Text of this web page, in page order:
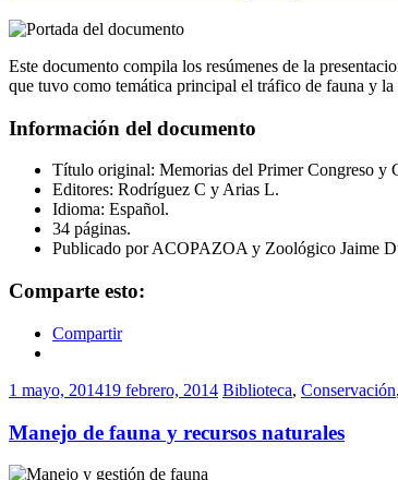
Este documento compila los resúmenes de la
que tuvo como temática principal el tráfico de fauna y
Información del documento
Título original: Memorias del Primer Congreso y
Editores: Rodríguez C y Arias L.
Idioma: Español.
34 páginas.
Publicado por ACOPAZOA y Zoológico Jaime
Comparte esto:
Compartir
1 mayo, 201419 febrero, 2014 Biblioteca, Conservación,
Manejo de fauna y recursos naturales